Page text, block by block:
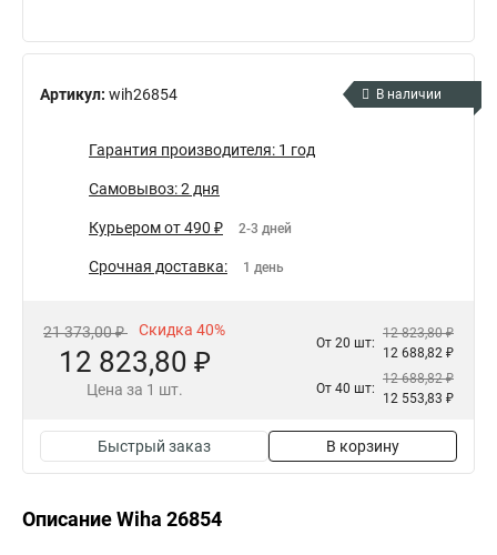
Артикул: wih26854 В наличии
Гарантия производителя: 1 год
Самовывоз: 2 дня
Курьером от 490 ₽ 2-3 дней
Срочная доставка: 1 день
21 373,00 ₽ Скидка 40%
12 823,80 ₽
Цена за 1 шт.
От 20 шт:
12 823,80 ₽
12 688,82 ₽
От 40 шт:
12 688,82 ₽
12 553,83 ₽
Быстрый заказ В корзину
Описание Wiha 26854